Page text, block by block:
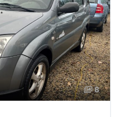
8